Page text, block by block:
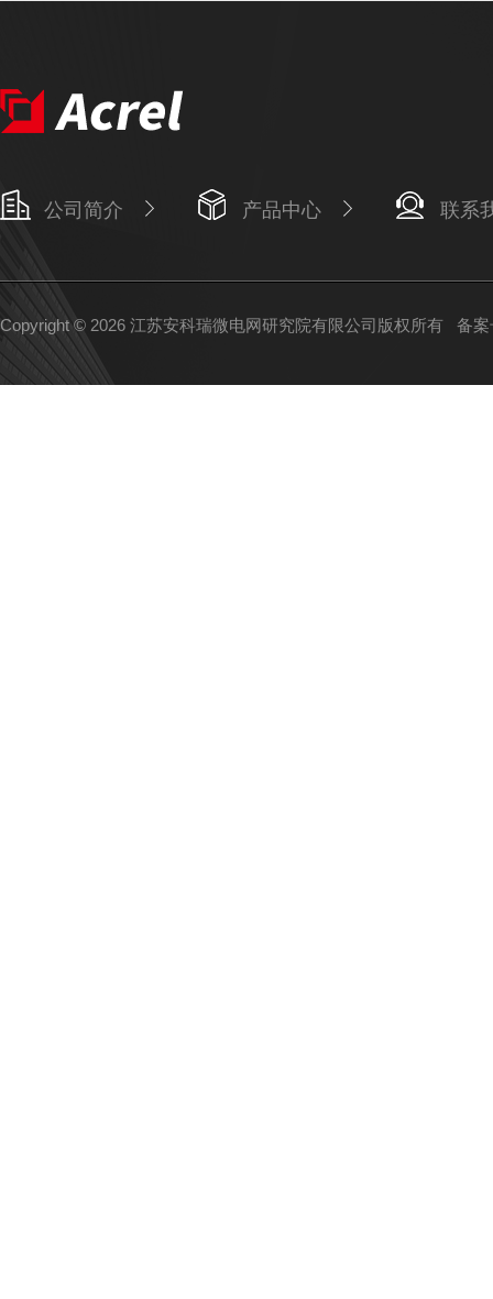
公司简介 产品中心 联系
Copyright © 2026 江苏安科瑞微电网研究院有限公司版权所有 备案